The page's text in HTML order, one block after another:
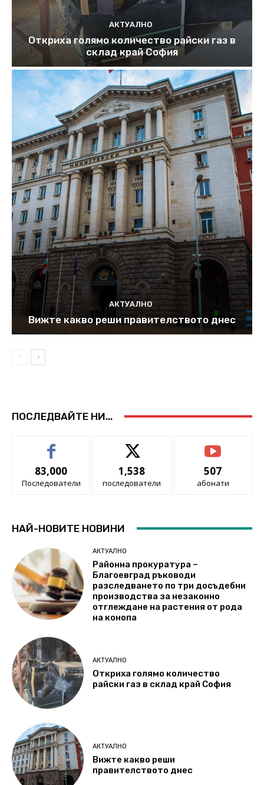
АКТУАЛНО
Откриха голямо количество райски газ в
склад край София
АКТУАЛНО
Вижте какво реши правителството днес
ПОСЛЕДВАЙТЕ НИ...
83,000
Последователи
1,538
последователи
507
абонати
НАЙ-НОВИТЕ НОВИНИ
АКТУАЛНО
Районна прокуратура –
Благоевград ръководи
разследването по три досъдебни
производства за незаконно
отглеждане на растения от рода
на конопа
АКТУАЛНО
Откриха голямо количество
райски газ в склад край София
АКТУАЛНО
Вижте какво реши
правителството днес